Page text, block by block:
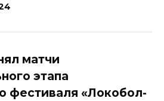
матчи
этапа
фестиваля «Локобол-